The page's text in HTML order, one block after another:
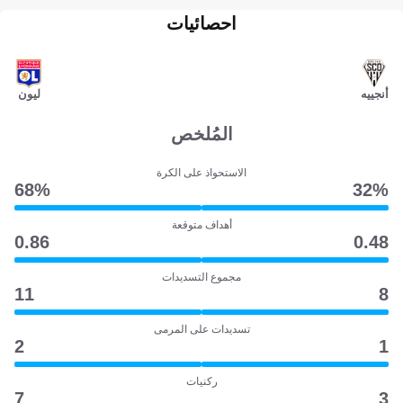
أنجييه
احصائيات
ليون
المُلخص
الاستحواذ على الكرة
32‎%‎
68‎%‎
أهداف متوقعة
0.48
0.86
مجموع التسديدات
8
11
تسديدات على المرمى
1
2
ركنيات
3
7